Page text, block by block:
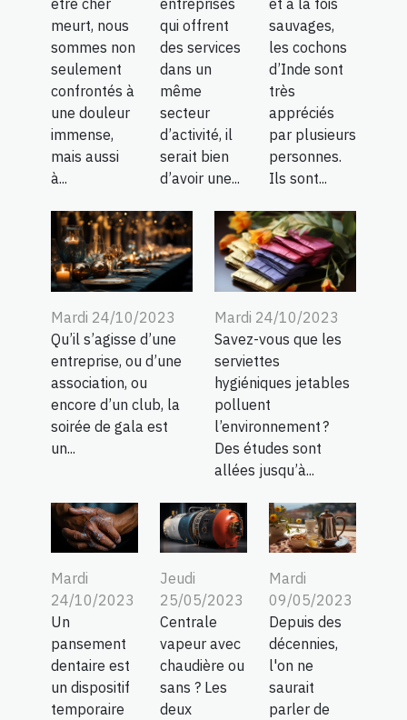
meurt, nous
sommes non
seulement
confrontés à
une douleur
immense,
mais aussi
à...
qui offrent
des services
dans un
même
secteur
d’activité, il
serait bien
d’avoir une...
sauvages,
les cochons
d’Inde sont
très
appréciés
par plusieurs
personnes.
Ils sont...
Mardi 24/10/2023
Qu’il s’agisse d’une
entreprise, ou d’une
association, ou
encore d’un club, la
soirée de gala est
un...
Mardi 24/10/2023
Savez-vous que les
serviettes
hygiéniques jetables
polluent
l’environnement ?
Des études sont
allées jusqu’à...
Mardi
24/10/2023
Un
pansement
dentaire est
un dispositif
temporaire
Jeudi
25/05/2023
Centrale
vapeur avec
chaudière ou
sans ? Les
deux
Mardi
09/05/2023
Depuis des
décennies,
l'on ne
saurait
parler de